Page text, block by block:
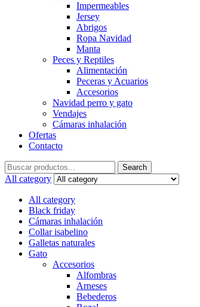
Impermeables
Jersey
Abrigos
Ropa Navidad
Manta
Peces y Reptiles
Alimentación
Peceras y Acuarios
Accesorios
Navidad perro y gato
Vendajes
Cámaras inhalación
Ofertas
Contacto
Search
for:
Search
All category
All category
Black friday
Cámaras inhalación
Collar isabelino
Galletas naturales
Gato
Accesorios
Alfombras
Arneses
Bebederos